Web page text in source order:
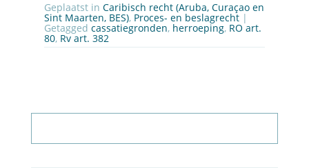
Geplaatst in Caribisch recht (Aruba, Curaçao en
Sint Maarten, BES), Proces- en beslagrecht|
Getagged cassatiegronden, herroeping, RO art.
80, Rv art. 382